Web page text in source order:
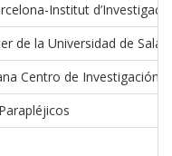
Institut
de la Universidad de
Centro de Investigación